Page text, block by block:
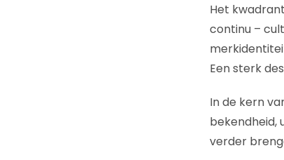
Het
continu –
Een sterk
In de kern
bekendheid,
verder